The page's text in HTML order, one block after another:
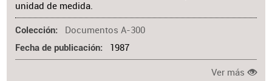
unidad de medida.
Colección Documentos A-300
Fecha de publicación 1987
Ver más